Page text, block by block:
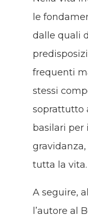
le
dalle quali
frequenti
stessi
soprattutto
basilari per
tutta la vita.
A seguire,
l’autore al